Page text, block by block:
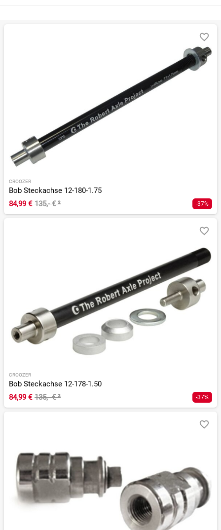
CROOZER
Bob Steckachse 12-180-1.75
84,99 € 135,- €² -37%
CROOZER
Bob Steckachse 12-178-1.50
84,99 € 135,- €² -37%